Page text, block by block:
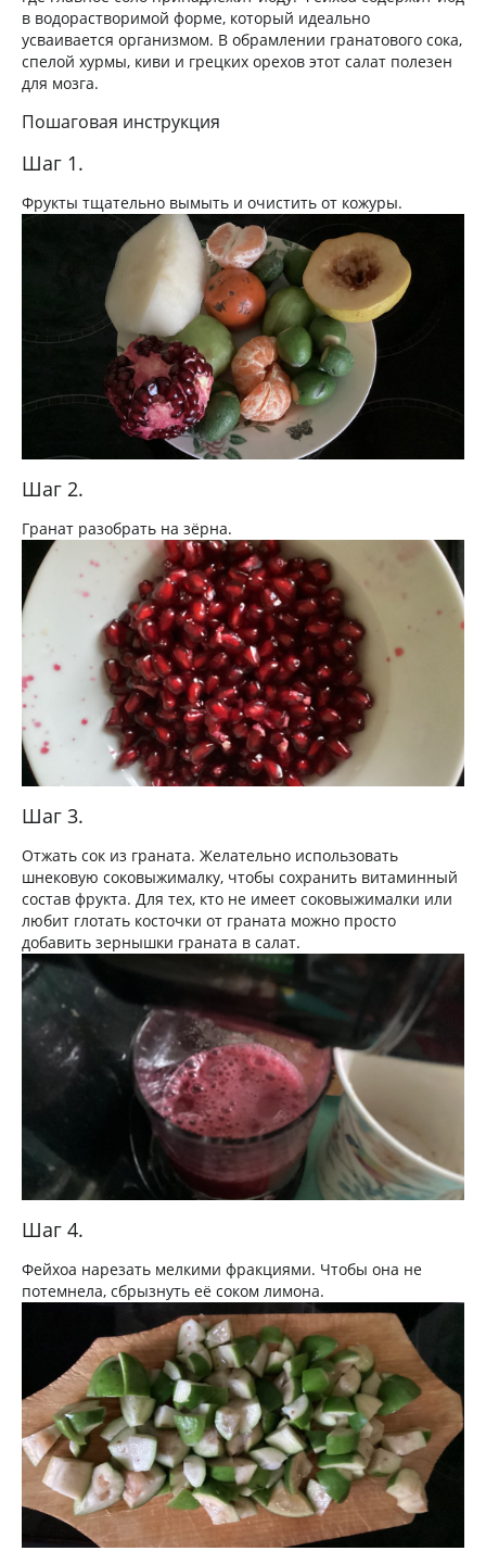
в водорастворимой форме, который идеально
усваивается организмом. В обрамлении гранатового сока,
спелой хурмы, киви и грецких орехов этот салат полезен
для мозга.
Пошаговая инструкция
Шаг 1.
Фрукты тщательно вымыть и очистить от кожуры.
Шаг 2.
Гранат разобрать на зёрна.
Шаг 3.
Отжать сок из граната. Желательно использовать
шнековую соковыжималку, чтобы сохранить витаминный
состав фрукта. Для тех, кто не имеет соковыжималки или
любит глотать косточки от граната можно просто
добавить зернышки граната в салат.
Шаг 4.
Фейхоа нарезать мелкими фракциями. Чтобы она не
потемнела, сбрызнуть её соком лимона.